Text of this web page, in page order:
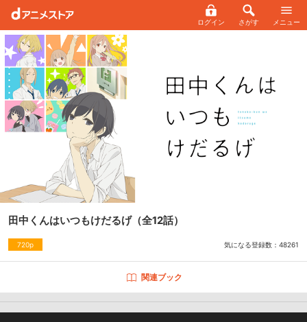
ログイン さがす メニュー
田中くんはいつもけだるげ（全12話）
720p 気になる登録数： 48261
関連ブック